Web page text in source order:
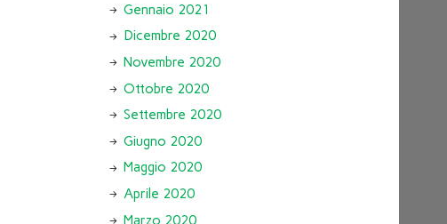
Gennaio 2021
Dicembre 2020
Novembre 2020
Ottobre 2020
Settembre 2020
Giugno 2020
Maggio 2020
Aprile 2020
Marzo 2020